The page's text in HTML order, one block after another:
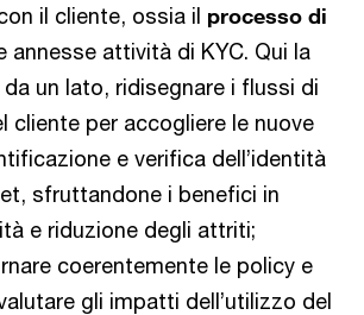
il cliente, ossia il processo di
annesse attività di KYC. Qui la
un lato, ridisegnare i flussi di
cliente per accogliere le nuove
e verifica dell’identità
sfruttandone i benefici in
e riduzione degli attriti;
coerentemente le policy e
gli impatti dell’utilizzo del